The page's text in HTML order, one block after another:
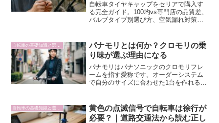
自転車タイヤキャップをセリアで購入す
る完全ガイド。100均vs専門店の品質差、
バルブタイプ別選び方、空気漏れ対策ま
自転車の基礎知識と選び方
パナモリとは何か？クロモリの乗
り味が選ぶ理由になる
パナモリはパナソニックのクロモリフレ
ームを指す愛称です。オーダーシステム
で自分のサイズに合わせた1台を作れる理
自転車の基礎知識と選び方
黄色の点滅信号で自転車は徐行が
必要？｜道路交通法から読む正し